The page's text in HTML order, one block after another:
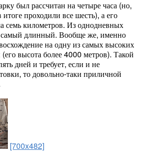
был рассчитан на четыре часа (но,
проходили все шесть), а его
семь километров. Из однодневных
самый длинный. Вообще же, именно
на одну из самых высоких
высота более 4000 метров). Такой
дней и требует, если и не
то довольно-таки приличной
[700x482]